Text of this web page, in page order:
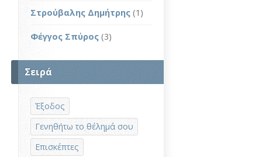
Στρούβαλης Δημήτρης (1)
Φέγγος Σπύρος (3)
Σειρά
Έξοδος
Γενηθήτω το θέλημά σου
Επισκέπτες